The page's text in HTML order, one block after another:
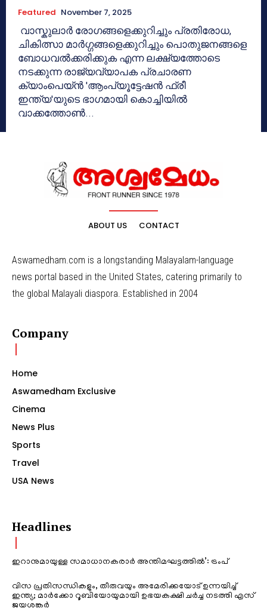
Featured November 7, 2025
വാസ്കുലാർ രോഗങ്ങളെക്കുറിച്ചും പ്രതിരോധ,
ചികിത്സാ മാർഗ്ഗങ്ങളെക്കുറിച്ചും പൊതുജനങ്ങളെ
ബോധവൽക്കരിക്കുക എന്ന ലക്ഷ്യത്തോടെ
നടക്കുന്ന രാജ്യവ്യാപക പ്രചാരണ
ക്യാംപെയ്ൻ 'ആംപ്യൂട്ടേഷൻ ഫ്രീ
ഇന്ത്യ'യുടെ ഭാഗമായി കൊച്ചിയിൽ
വാക്കത്തോൺ...
ABOUT US CONTACT
Aswamedham.com is a longstanding Malayalam-language
news portal based in the United States, catering primarily to
the global Malayali diaspora. Established in 2004
Company
Home
Aswamedham Exclusive
Cinema
News Plus
Sports
Travel
USA News
Headlines
ഇറാനുമായുള്ള സമാധാനകരാർ അന്തിമഘട്ടത്തിൽ‌’: ട്രംപ്
വിസ പ്രതിസന്ധികളും, തീരുവയും അമേരിക്കയോട് ഉന്നയിച്ച്
ഇന്ത്യ; മാർക്കോ റൂബിയോയുമായി ഉഭയകക്ഷി ചർച്ച നടത്തി എസ്
ജയശങ്കർ